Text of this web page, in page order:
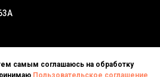
самым соглашаюсь на обработку